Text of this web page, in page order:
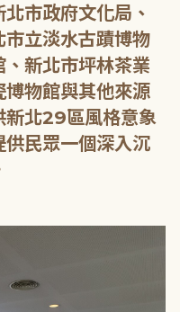
市政府文化局、
立淡水古蹟博物
新北市坪林茶業
物館與其他來源
新北29區風格意象
供民眾一個深入沉